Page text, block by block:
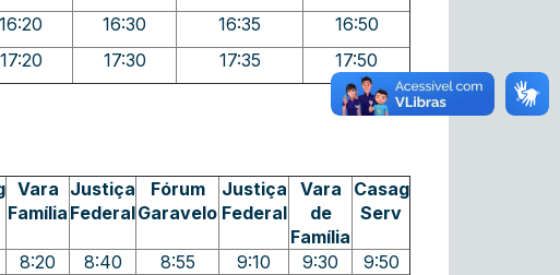
16:20 16:30 16:35
16:50
17:20 17:30 17:35 17:50
Vara
Família
Justiça
Federal
Fórum
Garavelo
Justiça
Federal
Vara
de
Família
Casag
Serv
8:20 8:40 8:55 9:10 9:30
9:50